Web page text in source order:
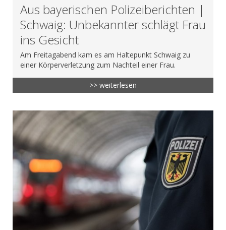
Aus bayerischen Polizeiberichten |
Schwaig: Unbekannter schlägt Frau
ins Gesicht
Am Freitagabend kam es am Haltepunkt Schwaig zu
einer Körperverletzung zum Nachteil einer Frau.
>> weiterlesen